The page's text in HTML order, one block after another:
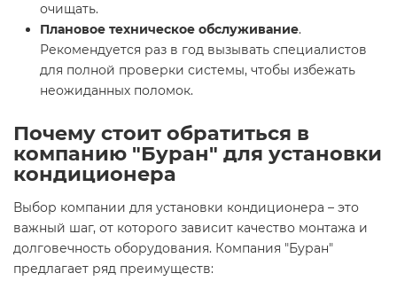
очищать.
Плановое техническое обслуживание.
Рекомендуется раз в год вызывать специалистов
для полной проверки системы, чтобы избежать
неожиданных поломок.
Почему стоит обратиться в
компанию "Буран" для установки
кондиционера
Выбор компании для установки кондиционера – это
важный шаг, от которого зависит качество монтажа и
долговечность оборудования. Компания "Буран"
предлагает ряд преимуществ: